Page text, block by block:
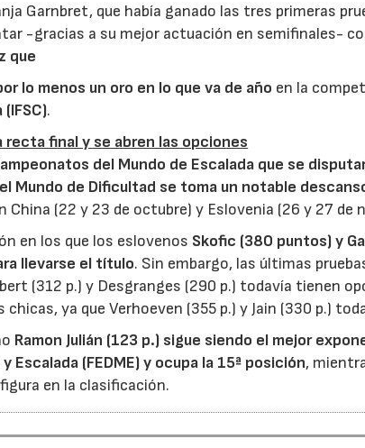
Garnbret, que había ganado las tres primeras
-gracias a su mejor actuación en semifinales-
que
lo menos un oro en lo que va de año en la
.
recta final y se abren las opciones
del Mundo de Escalada que se
Mundo de Dificultad se toma un notable
China (22 y 23 de octubre) y Eslovenia (26 y 27 de
en los que los eslovenos Skofic (380 puntos) y
llevarse el título. Sin embargo, las últimas
(312 p.) y Desgranges (290 p.) todavía tienen
ya que Verhoeven (355 p.) y Jain (330 p.)
Ramon Julián (123 p.) sigue siendo el mejor
Escalada (FEDME) y ocupa la 15ª posición,
en la clasificación.